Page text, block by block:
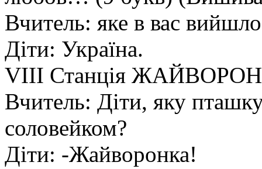
Вчитель: яке в вас
Діти: Україна.
VΙΙΙ Станція
Вчитель: Діти, яку
соловейком?
Діти: -Жайворонка!